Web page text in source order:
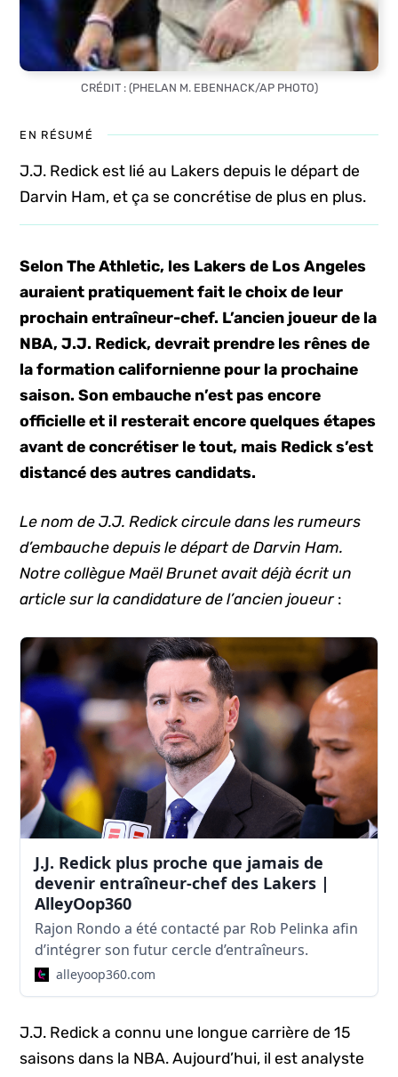
CRÉDIT : (PHELAN M. EBENHACK/AP PHOTO)
EN RÉSUMÉ
J.J. Redick est lié au Lakers depuis le départ de
Darvin Ham, et ça se concrétise de plus en plus.
Selon The Athletic, les Lakers de Los Angeles
auraient pratiquement fait le choix de leur
prochain entraîneur-chef. L’ancien joueur de la
NBA, J.J. Redick, devrait prendre les rênes de
la formation californienne pour la prochaine
saison. Son embauche n’est pas encore
officielle et il resterait encore quelques étapes
avant de concrétiser le tout, mais Redick s’est
distancé des autres candidats.
Le nom de J.J. Redick circule dans les rumeurs
d’embauche depuis le départ de Darvin Ham.
Notre collègue Maël Brunet avait déjà écrit un
article sur la candidature de l’ancien joueur:
J.J. Redick plus proche que jamais de
devenir entraîneur-chef des Lakers |
AlleyOop360
Rajon Rondo a été contacté par Rob Pelinka afin
d’intégrer son futur cercle d’entraîneurs.
alleyoop360.com
J.J. Redick a connu une longue carrière de 15
saisons dans la NBA. Aujourd’hui, il est analyste